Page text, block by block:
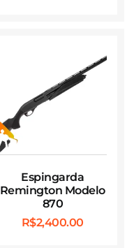
Espingarda
Remington Modelo
870
R$2,400.00